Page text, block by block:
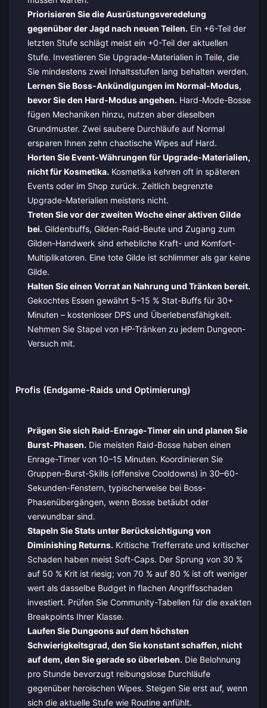
Priorisieren Sie die Ausrüstungsveredelung
gegenüber der Jagd nach neuen Teilen. Ein +6-Teil der
letzten Stufe schlägt meist ein +0-Teil der aktuellen
Stufe. Investieren Sie Upgrade-Materialien in Teile, die
Sie mindestens zwei Inhaltsstufen lang behalten werden.
Lernen Sie Boss-Ankündigungen im Normal-Modus,
bevor Sie den Hard-Modus angehen. Hard-Mode-Bosse
fügen Mechaniken hinzu, nutzen aber dieselben
Grundmuster. Zwei saubere Durchläufe auf Normal
ersparen Ihnen zehn chaotische Wipes auf Hard.
Horten Sie Event-Währungen für Upgrade-Materialien,
nicht für Kosmetika. Kosmetika kehren oft in späteren
Events oder im Shop zurück. Zeitlich begrenzte
Upgrade-Materialien meistens nicht.
Treten Sie vor der zweiten Woche einer aktiven Gilde
bei. Gildenbuffs, Gilden-Raid-Beute und Zugang zum
Gilden-Handwerk sind erhebliche Kraft- und Komfort-
Multiplikatoren. Eine tote Gilde ist schlimmer als gar keine
Gilde.
Halten Sie einen Vorrat an Nahrung und Tränken bereit.
Gekochtes Essen gewährt 5–15 % Stat-Buffs für 30+
Minuten – kostenloser DPS und Überlebensfähigkeit.
Nehmen Sie Stapel von HP-Tränken zu jedem Dungeon-
Versuch mit.
Profis (Endgame-Raids und Optimierung)
Prägen Sie sich Raid-Enrage-Timer ein und planen Sie
Burst-Phasen. Die meisten Raid-Bosse haben einen
Enrage-Timer von 10–15 Minuten. Koordinieren Sie
Gruppen-Burst-Skills (offensive Cooldowns) in 30–60-
Sekunden-Fenstern, typischerweise bei Boss-
Phasenübergängen, wenn Bosse betäubt oder
verwundbar sind.
Stapeln Sie Stats unter Berücksichtigung von
Diminishing Returns. Kritische Trefferrate und kritischer
Schaden haben meist Soft-Caps. Der Sprung von 30 %
auf 50 % Krit ist riesig; von 70 % auf 80 % ist oft weniger
wert als dasselbe Budget in flachen Angriffsschaden
investiert. Prüfen Sie Community-Tabellen für die exakten
Breakpoints Ihrer Klasse.
Laufen Sie Dungeons auf dem höchsten
Schwierigkeitsgrad, den Sie konstant schaffen, nicht
auf dem, den Sie gerade so überleben. Die Belohnung
pro Stunde bevorzugt reibungslose Durchläufe
gegenüber heroischen Wipes. Steigen Sie erst auf, wenn
sich die aktuelle Stufe wie Routine anfühlt.